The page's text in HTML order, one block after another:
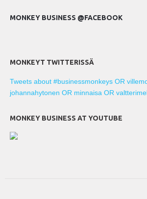
MONKEY BUSINESS @FACEBOOK
MONKEYT TWITTERISSÄ
Tweets about #businessmonkeys OR
johannahytonen OR minnaisa OR
MONKEY BUSINESS AT YOUTUBE